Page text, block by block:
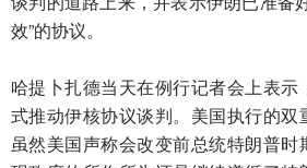
效”的协议。
哈提卜扎德当天在例行记者会上表
式推动伊核协议谈判。美国执行的双
虽然美国声称会改变前总统特朗普时